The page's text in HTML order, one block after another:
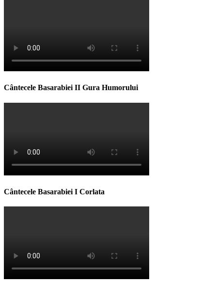
Cântecele Basarabiei II Gura Humorului
Cântecele Basarabiei I Corlata